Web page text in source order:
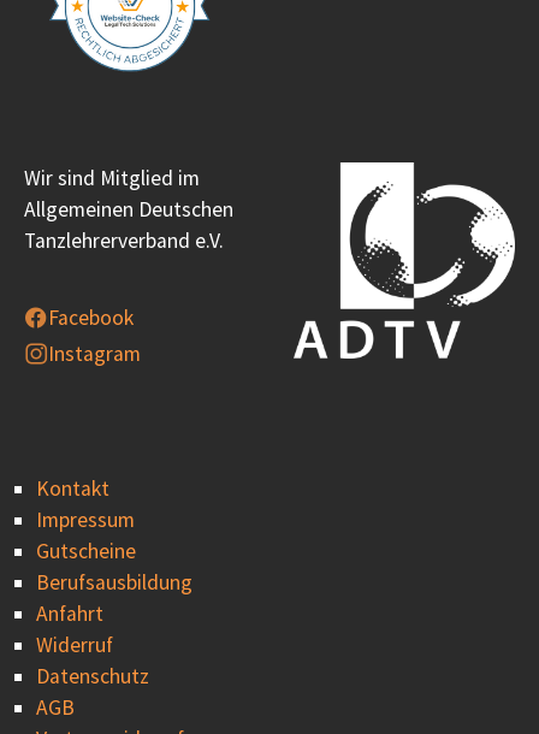
Wir sind Mitglied im
Allgemeinen Deutschen
Tanzlehrerverband e.V.
Facebook
Instagram
Kontakt
Impressum
Gutscheine
Berufsausbildung
Anfahrt
Widerruf
Datenschutz
AGB